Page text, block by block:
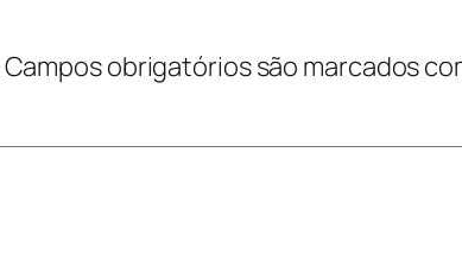
Campos obrigatórios são marcados